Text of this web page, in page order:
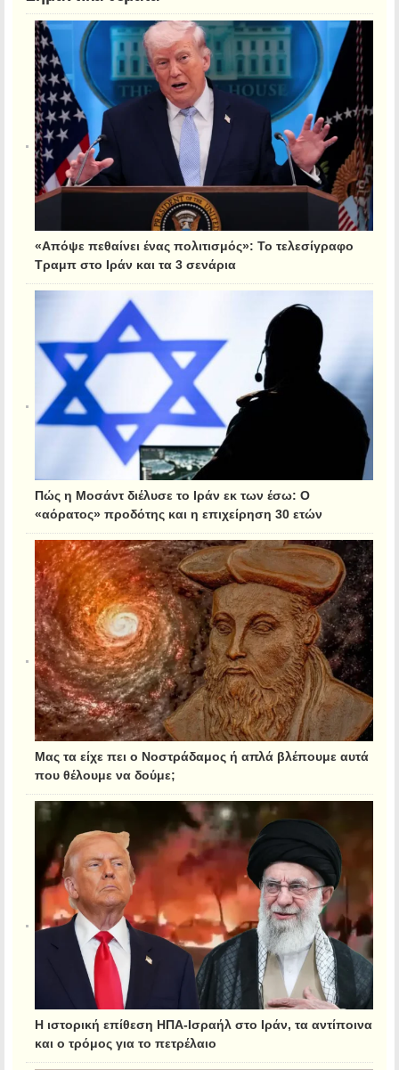
«Απόψε πεθαίνει ένας πολιτισμός»: Το τελεσίγραφο
Τραμπ στο Ιράν και τα 3 σενάρια
Πώς η Μοσάντ διέλυσε το Ιράν εκ των έσω: Ο
«αόρατος» προδότης και η επιχείρηση 30 ετών
Μας τα είχε πει ο Νοστράδαμος ή απλά βλέπουμε αυτά
που θέλουμε να δούμε;
Η ιστορική επίθεση ΗΠΑ-Ισραήλ στο Ιράν, τα αντίποινα
και ο τρόμος για το πετρέλαιο